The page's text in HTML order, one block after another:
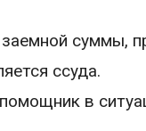
суммы,
ссуда.
в